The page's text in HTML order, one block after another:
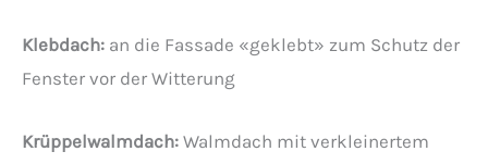
Klebdach: an die Fassade «geklebt» zum Schutz der
Fenster vor der Witterung
Krüppelwalmdach: Walmdach mit verkleinertem